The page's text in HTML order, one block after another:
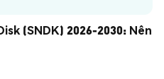
(SNDK) 2026-2030: Nên